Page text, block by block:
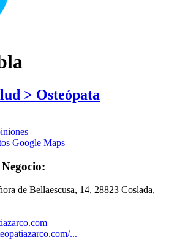
> Osteópata
Google Maps
de Bellaescusa, 14, 28823 Coslada,
...